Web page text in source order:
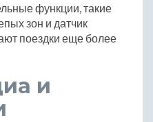
функции, такие
зон и датчик
поездки еще более
и